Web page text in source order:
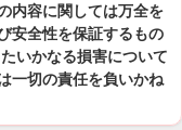
内容に関しては万全を
安全性を保証するもの
いかなる損害について
一切の責任を負いかね